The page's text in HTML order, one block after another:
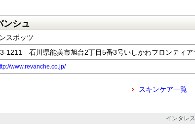
ンシュ
スポッツ
1211 石川県能美市旭台2丁目5番3号いしかわフロンティア
www.revanche.co.jp/
スキンケア一覧
インタレ